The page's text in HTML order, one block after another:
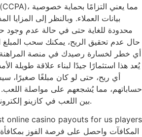
بيانات العملاء. وبالنظر إلى المزايا
محدودة للغاية حتى في حالة عدم وجود
حال عدم تحقيق الربح، يمكنك سحب المبلغ
أي خطر لخسارة رصيدك في منصة المراهنة.
يُعد هذا استثمارًا جيدًا لبناء علاقة طويلة
أي ربح، حتى لو كان مبلغًا صغيرًا،
حساباتهم، مما يُشجعهم على مواصلة اللعب.
بين اللعب في كازينو إلكتروني متطور وكازينو تقليدي.